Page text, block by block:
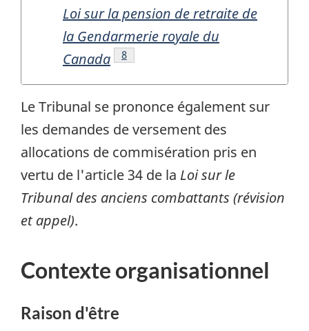
Loi sur la pension de retraite de
la Gendarmerie royale du
Canada
Note de bas de page
8
Le Tribunal se prononce également sur
les demandes de versement des
allocations de commisération pris en
vertu de l'article 34 de la Loi sur le
Tribunal des anciens combattants (révision
et appel).
Contexte organisationnel
Raison d'être